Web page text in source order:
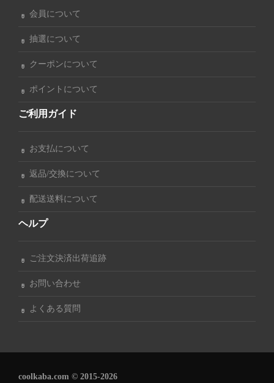
会員について
抽選について
クーポンについて
ポイントについて
ご利用ガイド
お支払について
返品/交換について
配送送料について
ヘルプ
ご注文決済出荷追跡
お問い合わせ
よくある質問
coolkaba.com © 2015-2026